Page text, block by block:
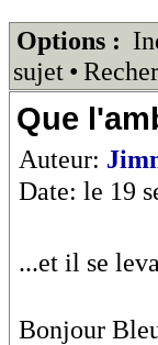
Options :
sujet •
Que
Auteur:
Date: le 19
...et il se
Bonjour